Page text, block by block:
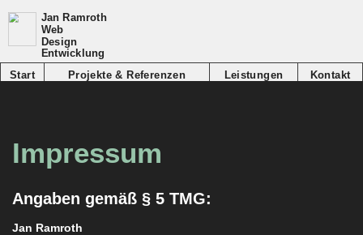
Jan Ramroth
Web
Design
Entwicklung
Start Projekte & Referenzen Leistungen Kontakt
Impressum
Angaben gemäß § 5 TMG:
Jan Ramroth